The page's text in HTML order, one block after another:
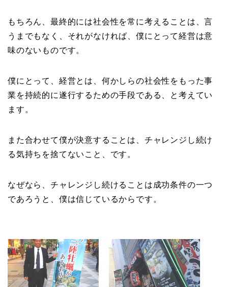
もちろん、最終的には社会性を常に考えることは、言
うまでもなく、それがなければ、僕にとって経営は意
味のないものです。
僕にとって、経営とは、何かしらの社会性をもった事
業を持続的に遂行するための手段である、と考えてい
ます。
また合わせて僕が決意することは、チャレンジし続け
る気持ちを捨てないこと、です。
なぜなら、チャレンジし続けることは成功条件の一つ
であろうと、僕は信じているからです。